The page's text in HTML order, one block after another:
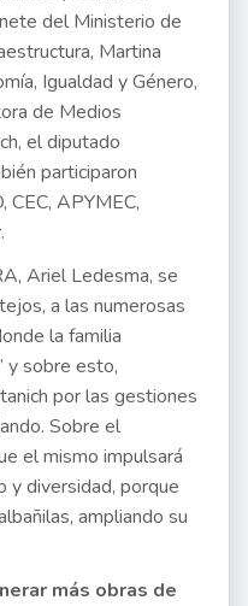
del Ministerio de
Martina
Igualdad y Género,
de Medios
el diputado
participaron
APYMEC,
Ariel Ledesma, se
a las numerosas
la familia
y sobre esto,
por las gestiones
Sobre el
el mismo impulsará
y diversidad, porque
ampliando su
más obras de